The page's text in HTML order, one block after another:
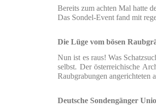
Bereits zum achten Mal hatte
Das Sondel-Event fand mit
Die Lüge vom bösen
Nun ist es raus! Was
selbst. Der österreichische
Raubgrabungen angerichteten
Deutsche Sondengänger